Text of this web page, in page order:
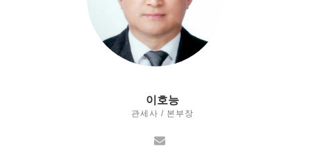
이호능
관세사 / 본부장